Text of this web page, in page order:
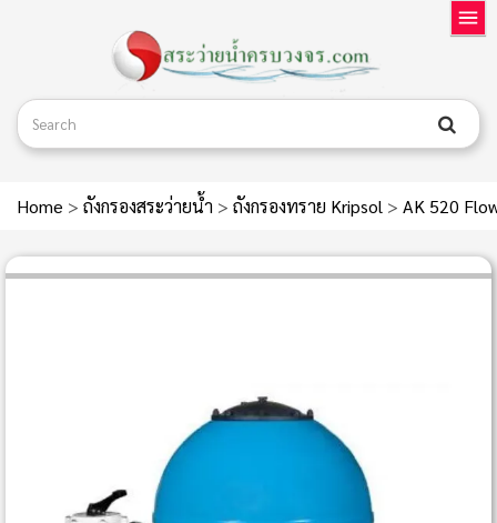
Home > ถังกรองสระว่ายน้ำ > ถังกรองทราย Kripsol > AK 520